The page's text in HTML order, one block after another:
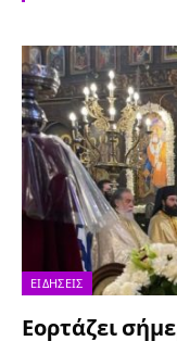
ΕΙΔΉΣΕΙΣ
Εορτάζει